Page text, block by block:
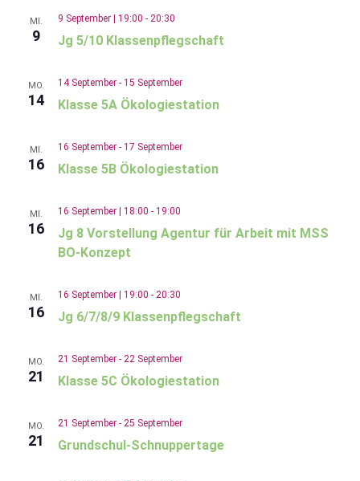
MI.
9 Jg 5/10 Klassenpflegschaft
9 September | 19:00 - 20:30
MO.
14 Klasse 5A Ökologiestation
14 September - 15 September
MI.
16 Klasse 5B Ökologiestation
16 September - 17 September
MI.
16
Jg 8 Vorstellung Agentur für Arbeit mit MSS
BO-Konzept
16 September | 18:00 - 19:00
MI.
16 Jg 6/7/8/9 Klassenpflegschaft
16 September | 19:00 - 20:30
MO.
21 Klasse 5C Ökologiestation
21 September - 22 September
MO.
21 Grundschul-Schnuppertage
21 September - 25 September